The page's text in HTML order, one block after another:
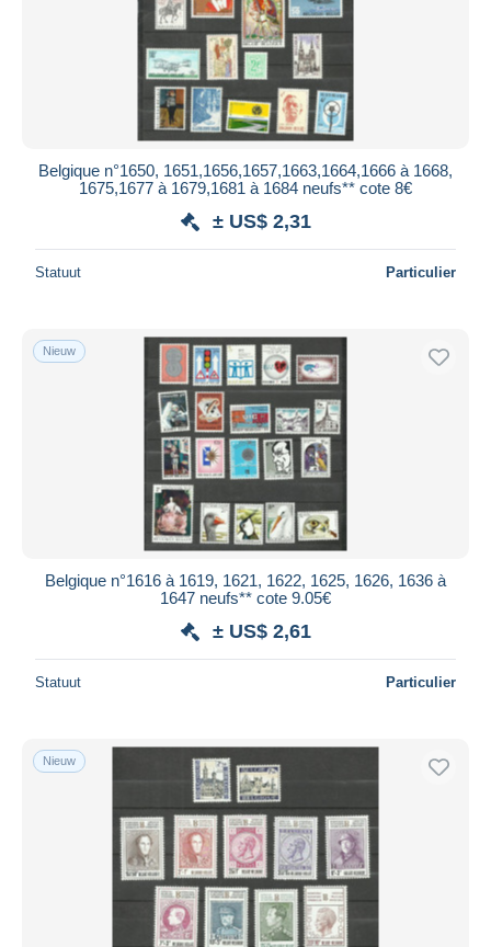
Belgique n°1650, 1651,1656,1657,1663,1664,1666 à 1668,
1675,1677 à 1679,1681 à 1684 neufs** cote 8€
± US$ 2,31
Statuut Particulier
Nieuw
Belgique n°1616 à 1619, 1621, 1622, 1625, 1626, 1636 à
1647 neufs** cote 9.05€
± US$ 2,61
Statuut Particulier
Nieuw